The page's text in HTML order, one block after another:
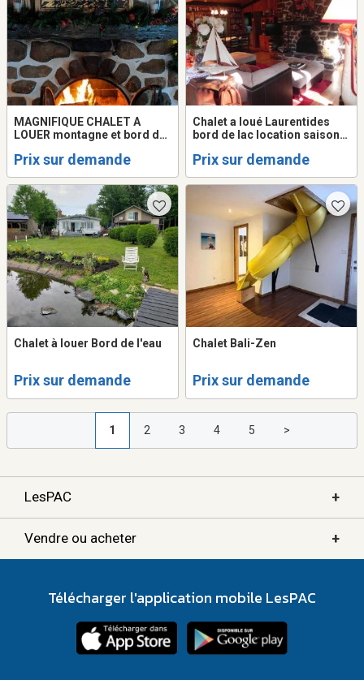
MAGNIFIQUE CHALET A
LOUER montagne et bord de
2026 Laurentides
Prix sur demande
Chalet a loué Laurentides
bord de lac location saison
Prix sur demande
Chalet à louer Bord de l'eau
Prix sur demande
Chalet Bali-Zen
Prix sur demande
1 2 3 4 5 >
LesPAC +
Vendre ou acheter +
Télécharger l'application mobile LesPAC